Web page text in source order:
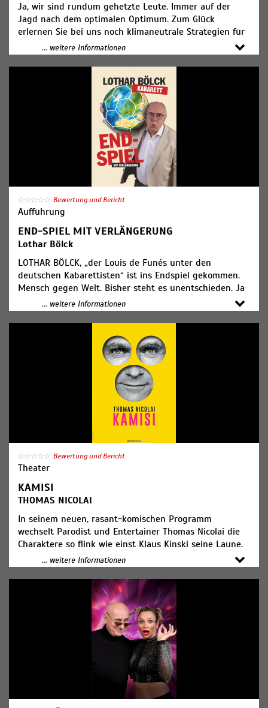
Ja, wir sind rundum gehetzte Leute. Immer auf der
Jagd nach dem optimalen Optimum. Zum Glück
erlernen Sie bei uns noch klimaneutrale Strategien für
Selbstoptimierung und sozial verträgliches
Überlebenstraining!
BELLA LIERE (für die U-50 Kunden) und ANDREAS
ZIEGER (für die Ü-50 Kunden) werden Ihnen
therapeutische Tricks verraten, die Sie über die
finsteren Umstände unserer Zeit hinweglachen helfen,
mit viel Musik und gemeinschaftlichem Spaß! Ein
kleiner Tipp vorweg: Rühre dein Frühstücks-Müsli mit
Eierlikör an und der Tag sieht schon viel freundlicher
aus! Und merke: Gibt es keine Lösung, gibt es auch
Ticketpreis: ab 26,00€
Tel.: 0331 291069
... weitere Informationen
Bewertung und Bericht
Aufführung
END-SPIEL MIT VERLÄNGERUNG
Lothar Bölck
LOTHAR BÖLCK, „der Louis de Funés unter den
deutschen Kabarettisten“ ist ins Endspiel gekommen.
Mensch gegen Welt. Bisher steht es unentschieden. Ja
aber für wen? Am beginnenden Ende seiner Spielzeit
fragt sich Bölck: Wird es einen Gewinner geben? Oder
gibt es einen Abbruch wegen Unbespielbarkeit des
Platzes? „Ein zweistündiges temporeiches, knallhartes
und tabuloses politisches Kabarett begeistert die
Besucher.“ (Lausitzer Rundschau) Genau!
... weitere Informationen
Bewertung und Bericht
Theater
KAMISI
THOMAS NICOLAI
In seinem neuen, rasant-komischen Programm
wechselt Parodist und Entertainer Thomas Nicolai die
Charaktere so flink wie einst Klaus Kinski seine Laune.
Der personifizierte „Kessel Buntes“ verstrickt allerlei
Figuren in Szenen, die unorthodoxe Hilfestellungen
geben, Seltsamkeiten zutage fördern und Historisches
Revue passieren lassen, oft mit einem bescheuerten
Keine Nicolai-Show wäre komplett ohne Musikparodien.
Zwischen Coldplay und Country, Max Raabe und Vamos
a la Playa, sowie Modern Talking und modernem
Elektrosound werden Gehörgang und Lachmuskeln
strapaziert. Begleitet wird er von seinem virtuosen
Langzeitpartner Robert Neumann, der sich begeistert
... weitere Informationen